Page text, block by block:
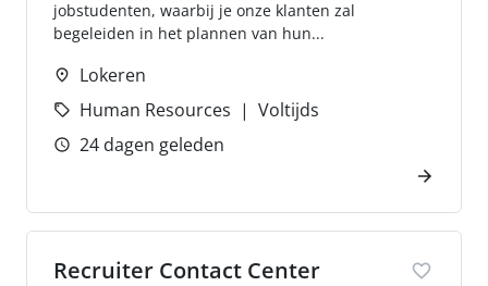
jobstudenten, waarbij je onze klanten zal
begeleiden in het plannen van hun...
Lokeren
Human Resources
Voltijds
24 dagen geleden
Recruiter Contact Center